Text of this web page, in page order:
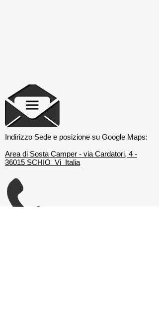
Indirizzo Sede e posizione su Google Maps:
Area di Sosta Camper - via Cardatori, 4 -
36015 SCHIO Vi Italia